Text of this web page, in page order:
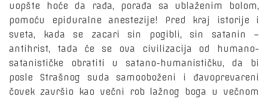
uopšte hoće da rađa, porađa sa ublaženim bolom,
pomoću epiduralne anestezije! Pred kraj istorije i
sveta, kada se zacari sin pogibli, sin satanin –
antihrist, tada će se ova civilizacija od humano-
satanističke obratiti u satano-humanističku, da bi
posle Strašnog suda samooboženi i đavoprevareni
čovek završio kao večni rob lažnog boga u večnom